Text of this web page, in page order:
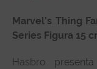
Marvel’s Thing
Series Figura 15
Hasbro